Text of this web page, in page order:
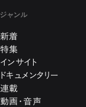
ジャンル
新着
特集
インサイト
ドキュメンタリー
連載
動画・音声